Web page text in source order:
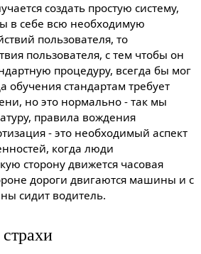
создать простую систему,
в себе всю необходимую
пользователя, то
пользователя, с тем чтобы он
процедуру, всегда бы мог
обучения стандартам требует
но это нормально - так мы
правила вождения
- это необходимый аспект
когда люди
сторону движется часовая
дороги двигаются машины и с
сидит водитель.